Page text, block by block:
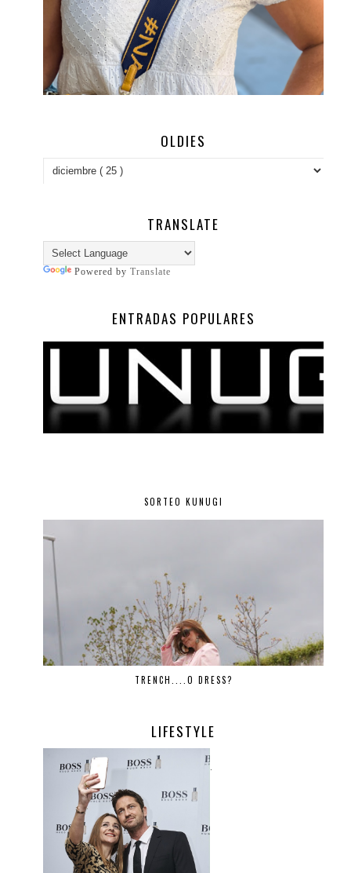
OLDIES
TRANSLATE
Powered by Translate
ENTRADAS POPULARES
SORTEO KUNUGI
TRENCH....O DRESS?
LIFESTYLE
.